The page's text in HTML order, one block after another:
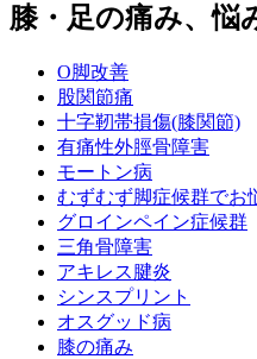
膝・足の痛み、悩
O脚改善
股関節痛
十字靭帯損傷(膝関節)
有痛性外脛骨障害
モートン病
むずむず脚症候群でお
グロインペイン症候群
三角骨障害
アキレス腱炎
シンスプリント
オスグッド病
膝の痛み